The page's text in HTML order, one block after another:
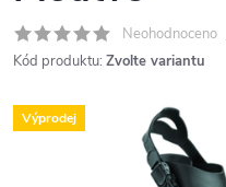
Neohodnoceno
Kód produktu: Zvolte variantu
Výprodej